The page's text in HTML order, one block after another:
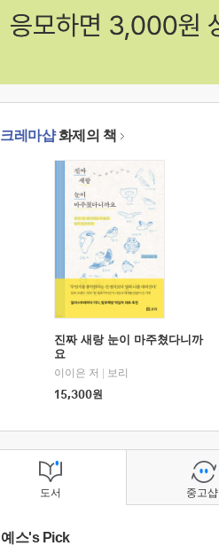
크레마샵화제의 책
진짜 새랑 눈이 마주쳤다니까
요
이이은 저
보리
15,300원
도서
예스's Pick
중고샵